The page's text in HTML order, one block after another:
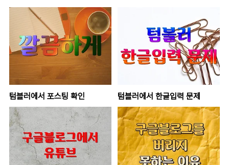
텀블러에서 포스팅 확인 텀블러에서 한글입력 문제